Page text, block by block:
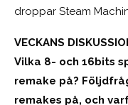
droppar Steam
VECKANS
Vilka 8- och 16bits
remake på?
remakes på, och